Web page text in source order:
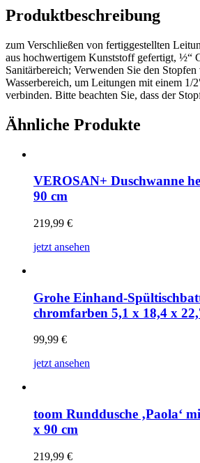
Produktbeschreibung
zum Verschließen von fertiggestellten
aus hochwertigem Kunststoff gefertigt, ½“
Sanitärbereich; Verwenden Sie den
Wasserbereich, um Leitungen mit einem 1/
verbinden. Bitte beachten Sie, dass der
Ähnliche Produkte
VEROSAN+ Duschwanne
90 cm
219,99 €
jetzt ansehen
Grohe Einhand-
chromfarben 5,1 x 18,4 x
99,99 €
jetzt ansehen
toom Runddusche ‚Paola‘
x 90 cm
219,99 €